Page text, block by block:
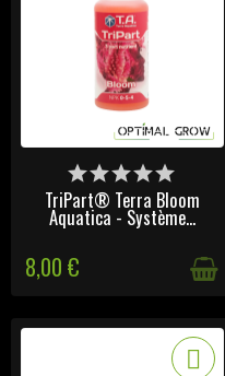
DERNIERS ARTICLES EN
STOCK
TriPart® Terra Bloom
Aquatica - Système...
8,00 €